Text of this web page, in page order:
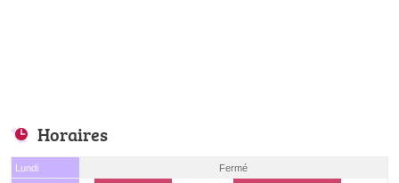
Horaires
Lundi
Fermé